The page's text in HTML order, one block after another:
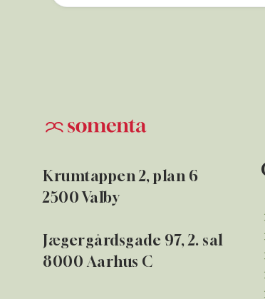
Krumtappen 2, plan 6
2500 Valby
Jægergårdsgade 97, 2. sal
8000 Aarhus C